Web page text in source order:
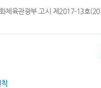
체육관광부 고시 제2017-13호